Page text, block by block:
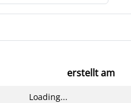
erstellt am
Loading...